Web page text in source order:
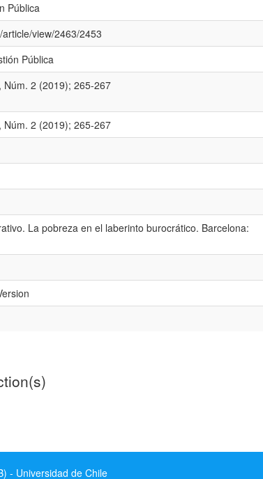
Pública
view/2463/2453
Pública
Núm. 2 (2019); 265-267
Núm. 2 (2019); 265-267
La pobreza en el laberinto burocrático. Barcelona:
- Universidad de Chile